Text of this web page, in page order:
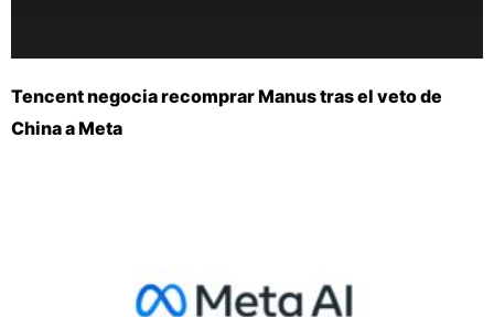
Tencent negocia recomprar Manus tras el veto de
China a Meta